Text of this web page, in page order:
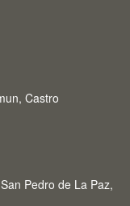
Castro
Pedro de La Paz,